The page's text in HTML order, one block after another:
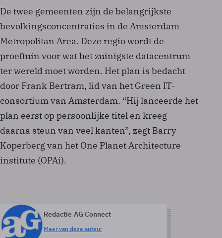
De twee gemeenten zijn de belangrijkste
bevolkingsconcentraties in de Amsterdam
Metropolitan Area. Deze regio wordt de
proeftuin voor wat het zuinigste datacentrum
ter wereld moet worden. Het plan is bedacht
door Frank Bertram, lid van het Green IT-
consortium van Amsterdam. “Hij lanceerde het
plan eerst op persoonlijke titel en kreeg
daarna steun van veel kanten”, zegt Barry
Koperberg van het One Planet Architecture
institute (OPAi).
Redactie AG Connect
Meer van deze auteur